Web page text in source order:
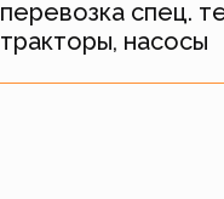
перевозка спец.
тракторы, насосы